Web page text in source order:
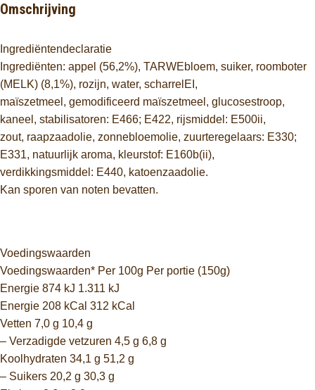
Omschrijving
Ingrediëntendeclaratie
Ingrediënten: appel (56,2%), TARWEbloem, suiker, roomboter
(MELK) (8,1%), rozijn, water, scharrelEI,
maïszetmeel, gemodificeerd maïszetmeel, glucosestroop,
kaneel, stabilisatoren: E466; E422, rijsmiddel: E500ii,
zout, raapzaadolie, zonnebloemolie, zuurteregelaars: E330;
E331, natuurlijk aroma, kleurstof: E160b(ii),
verdikkingsmiddel: E440, katoenzaadolie.
Kan sporen van noten bevatten.
Voedingswaarden
Voedingswaarden* Per 100g Per portie (150g)
Energie 874 kJ 1.311 kJ
Energie 208 kCal 312 kCal
Vetten 7,0 g 10,4 g
– Verzadigde vetzuren 4,5 g 6,8 g
Koolhydraten 34,1 g 51,2 g
– Suikers 20,2 g 30,3 g